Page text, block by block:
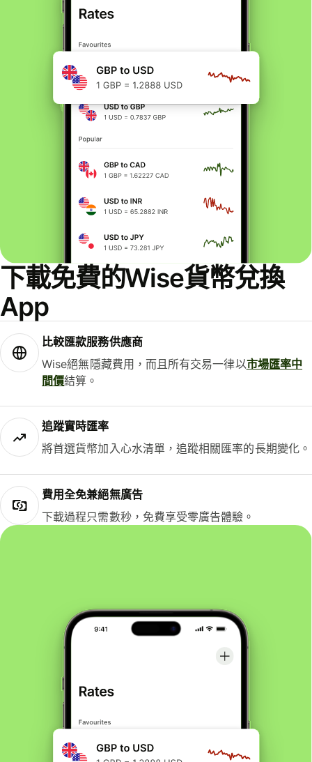
下載免費的Wise貨幣兌換
App
比較匯款服務供應商
Wise絕無隱藏費用，而且所有交易一律以市場匯率中
間價結算。
追蹤實時匯率
將首選貨幣加入心水清單，追蹤相關匯率的長期變化。
費用全免兼絕無廣告
下載過程只需數秒，免費享受零廣告體驗。